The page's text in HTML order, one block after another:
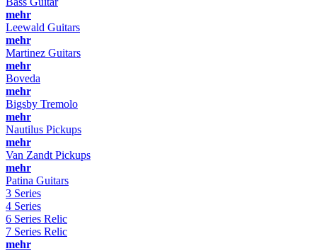
mehr
Leewald Guitars
mehr
Martinez Guitars
mehr
Boveda
mehr
Bigsby Tremolo
mehr
Nautilus Pickups
mehr
Van Zandt Pickups
mehr
Patina Guitars
3 Series
4 Series
6 Series Relic
7 Series Relic
mehr